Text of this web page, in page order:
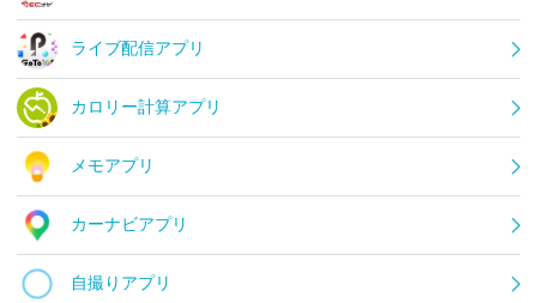
ライブ配信アプリ
カロリー計算アプリ
メモアプリ
カーナビアプリ
自撮りアプリ